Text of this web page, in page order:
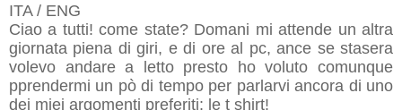
ITA / ENG
Ciao a tutti! come state? Domani mi attende un altra
giornata piena di giri, e di ore al pc, ance se stasera
volevo andare a letto presto ho voluto comunque
pprendermi un pò di tempo per parlarvi ancora di uno
dei miei argomenti preferiti: le t shirt!